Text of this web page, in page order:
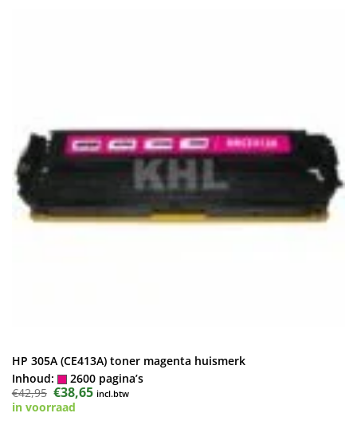
HP 305A (CE413A) toner magenta huismerk
Inhoud:
2600 pagina’s
€42,95 Oorspronkelijke
prijs
was:
€38,65Huidige
prijs
incl.btw
in voorraad